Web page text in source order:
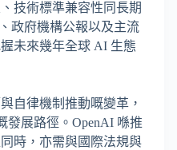
技術標準兼容性同長期
政府機構公報以及主流
未來幾年全球 AI 生態
自律機制推動嘅變革，
發展路徑。OpenAI 喺推
時，亦需與國際法規與